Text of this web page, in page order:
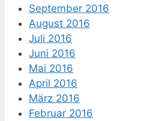
September 2016
August 2016
Juli 2016
Juni 2016
Mai 2016
April 2016
März 2016
Februar 2016